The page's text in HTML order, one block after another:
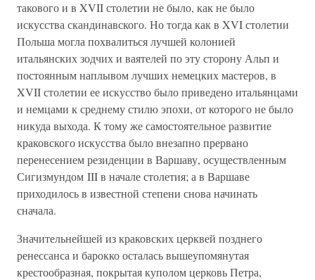
такового и в XVII столетии не было, как не было
искусства скандинавского. Но тогда как в XVI столетии
Польша могла похвалиться лучшей колонией
итальянских зодчих и ваятелей по эту сторону Альп и
постоянным наплывом лучших немецких мастеров, в
XVII столетии ее искусство было приведено итальянцами
и немцами к среднему стилю эпохи, от которого не было
никуда выхода. К тому же самостоятельное развитие
краковского искусства было внезапно прервано
перенесением резиденции в Варшаву, осуществленным
Сигизмундом III в начале столетия; а в Варшаве
приходилось в известной степени снова начинать
сначала.
Значительнейшей из краковских церквей позднего
ренессанса и барокко осталась вышеупомянутая
крестообразная, покрытая куполом церковь Петра,